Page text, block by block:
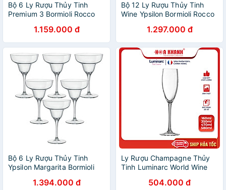
Bộ 6 Ly Rượu Thủy Tinh
Premium 3 Bormioli Rocco
1.159.000 đ
Bộ 12 Ly Rượu Thủy Tinh
Wine Ypsilon Bormioli Rocco
1.297.000 đ
Bộ 6 Ly Rượu Thủy Tinh
Ypsilon Margarita Bormioli
(330ml / Ly)1.394.000 đ
Ly Rượu Champagne Thủy
Tinh Luminarc World Wine
504.000 đ